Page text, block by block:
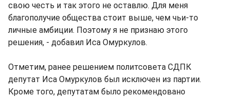
свою честь и так этого не оставлю. Для меня
благополучие общества стоит выше, чем чьи-то
личные амбиции. Поэтому я не признаю этого
решения, - добавил Иса Омуркулов.
Отметим, ранее решением политсовета СДПК
депутат Иса Омуркулов был исключен из партии.
Кроме того, депутатам было рекомендовано